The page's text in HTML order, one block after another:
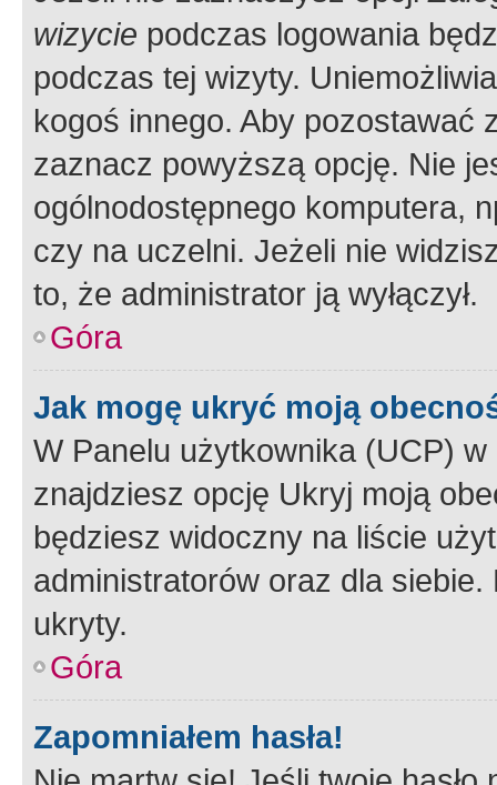
wizycie podczas logowania
podczas tej wizyty.
kogoś innego. Aby pozostawać
zaznacz powyższą opcję. Nie
ogólnodostępnego komputera,
czy na uczelni. Jeżeli nie
to, że administrator ją wyłączył.
Góra
Jak mogę ukryć moją
W Panelu użytkownika (UCP) w
znajdziesz opcję Ukryj moją
będziesz widoczny na liście
administratorów oraz dla
ukryty.
Góra
Zapomniałem hasła!